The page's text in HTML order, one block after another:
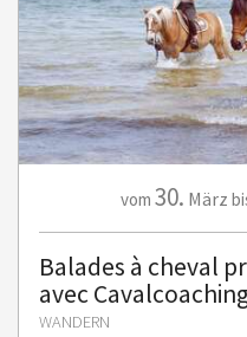
vom 30. März
Balades à cheval
avec
WANDERN